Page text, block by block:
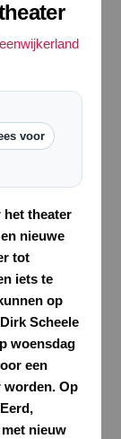
voor
het theater
nieuwe
tot
iets te
op
Scheele
woensdag
een
worden. Op
nieuw